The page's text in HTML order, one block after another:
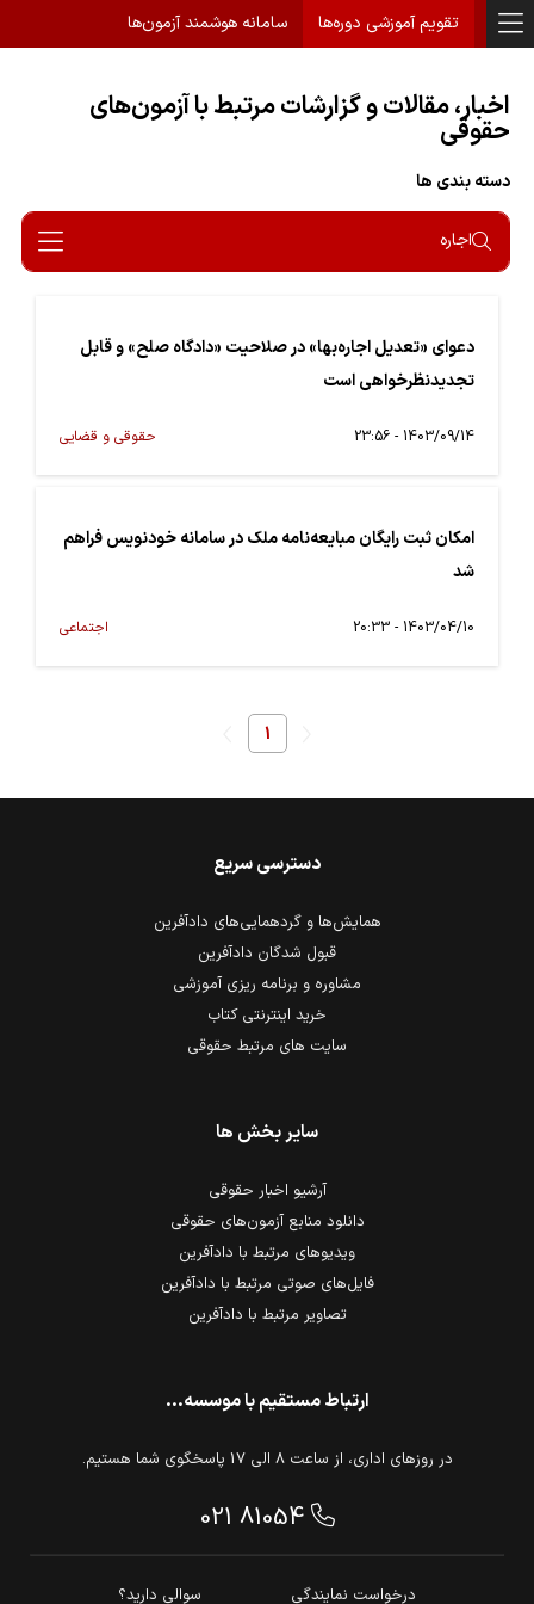
تقویم آموزشی دوره‌ها سامانه هوشمند آزمون‌ها
اخبار، مقالات و گزارشات مرتبط با آزمون‌های
حقوقی
دسته بندی ها
اجاره
دعوای «تعدیل اجاره‌بها» در صلاحیت «دادگاه صلح» و قابل
تجدیدنظرخواهی است
1403/09/14 - 23:56 حقوقی و قضایی
امکان ثبت رایگان مبایعه‌نامه ملک در سامانه خودنویس فراهم
شد
1403/04/10 - 20:33 اجتماعی
1
ارتباط مستقیم با موسسه...
در روزهای اداری، از ساعت 8 الی 17 پاسخگوی شما هستیم.
021 81054
درخواست نمایندگی سوالی دارید؟
دسترسی سریع
همایش‌ها و گردهمایی‌های دادآفرین
قبول شدگان دادآفرین
مشاوره و برنامه ریزی آموزشی
خرید اینترنتی کتاب
سایت های مرتبط حقوقی
سایر بخش ها
آرشیو اخبار حقوقی
دانلود منابع آزمون‌های حقوقی
ویدیوهای مرتبط با دادآفرین
فایل‌های صوتی مرتبط با دادآفرین
تصاویر مرتبط با دادآفرین